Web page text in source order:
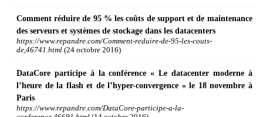
Comment réduire de 95 % les coûts de support et de maintenance
des serveurs et systèmes de stockage dans les datacenters
https://www.repandre.com/Comment-reduire-de-95-les-couts-
de,46741.html (24 octobre 2016)
DataCore participe à la conférence « Le datacenter moderne à
l’heure de la flash et de l’hyper-convergence » le 18 novembre à
Paris
https://www.repandre.com/DataCore-participe-a-la-